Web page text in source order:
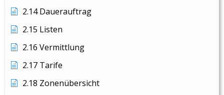
2.14 Dauerauftrag
2.15 Listen
2.16 Vermittlung
2.17 Tarife
2.18 Zonenübersicht